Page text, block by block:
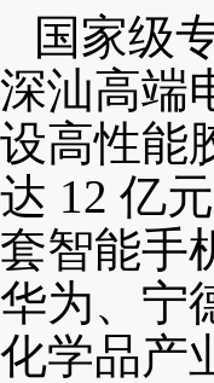
国家级
深汕高端
设高性能
达 12 亿
套智能手
华为、宁
化学品产